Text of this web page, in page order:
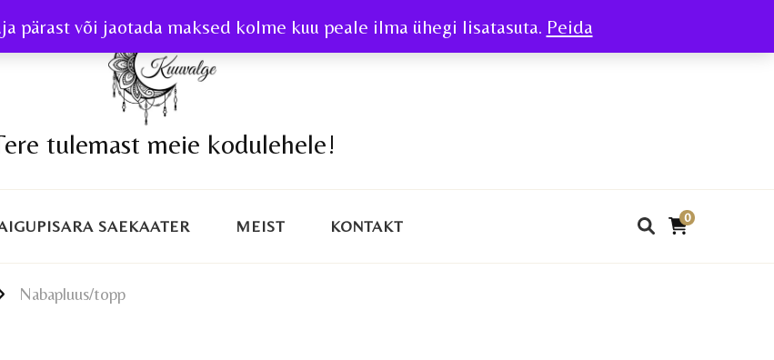
pärast või jaotada maksed kolme kuu peale ilma ühegi lisatasuta. Peida
tulemast meie kodulehele!
SAEKAATER MEIST KONTAKT
0
Nabapluus/topp